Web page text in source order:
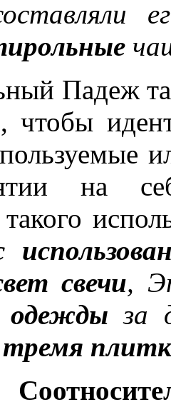
Падеж
чтобы
на
свечи,
одежды за
тремя